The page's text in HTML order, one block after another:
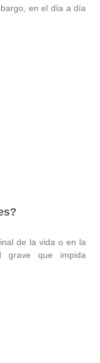
en el día a día
de la vida o en la
grave que impida